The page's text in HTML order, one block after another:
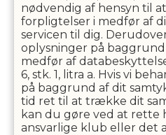
nødvendig af hensyn til
forpligtelser i medfør af
servicen til dig.
oplysninger på
medfør af
6, stk. 1, litra a. Hvis vi
på baggrund af dit
tid ret til at trække dit
kan du gøre ved at rette
ansvarlige klub eller det